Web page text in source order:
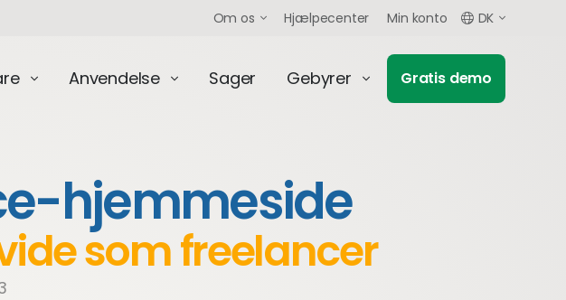
hjemmeside
som freelancer
Om os Hjælpecenter Min konto DK
Anvendelse Sager Gebyrer Gratis demo